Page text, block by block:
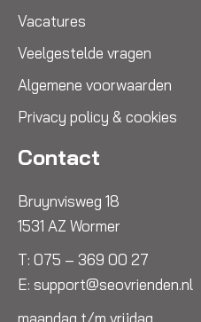
Vacatures
Veelgestelde vragen
Algemene voorwaarden
Privacy policy & cookies
Contact
Bruynvisweg 18
1531 AZ Wormer
T: 075 – 369 00 27
E: support@seovrienden.nl
maandag t/m vrijdag